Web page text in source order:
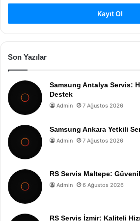
Kayıt Ol
Son Yazılar
Samsung Antalya Servis:
Destek
Admin 7 Ağustos 2026
Samsung Ankara Yetkili
Admin 7 Ağustos 2026
RS Servis Maltepe:
Admin 6 Ağustos 2026
RS Servis İzmir: Kaliteli